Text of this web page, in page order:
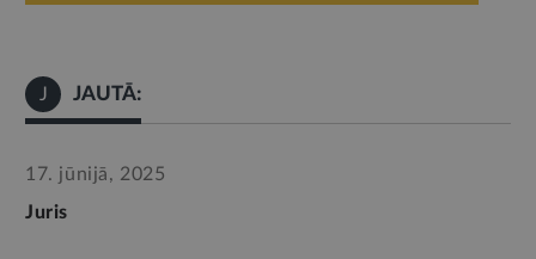
J JAUTĀ:
17. jūnijā, 2025
Juris